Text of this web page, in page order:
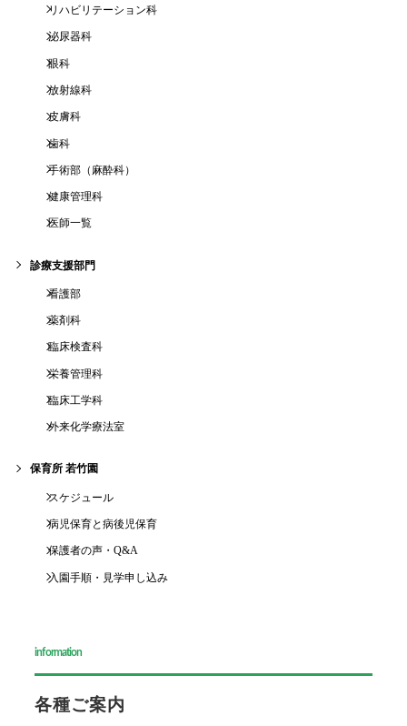
リハビリテーション科
泌尿器科
眼科
放射線科
皮膚科
歯科
手術部（麻酔科）
健康管理科
医師一覧
診療支援部門
看護部
薬剤科
臨床検査科
栄養管理科
臨床工学科
外来化学療法室
保育所 若竹園
スケジュール
病児保育と病後児保育
保護者の声・Q&A
入園手順・見学申し込み
information
各種ご案内